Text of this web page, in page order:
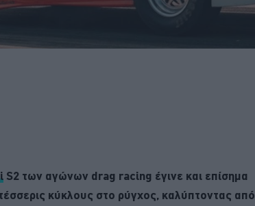
S2 των αγώνων drag racing έγινε και επίσημα
κύκλους στο ρύγχος, καλύπτοντας από